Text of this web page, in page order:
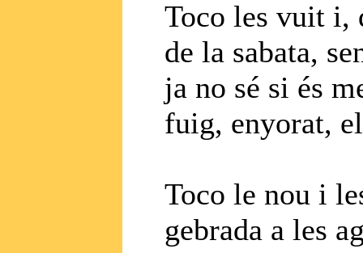
Toco les vuit i,
de la sabata,
ja no sé si és
fuig, enyorat,
Toco le nou i
gebrada a les